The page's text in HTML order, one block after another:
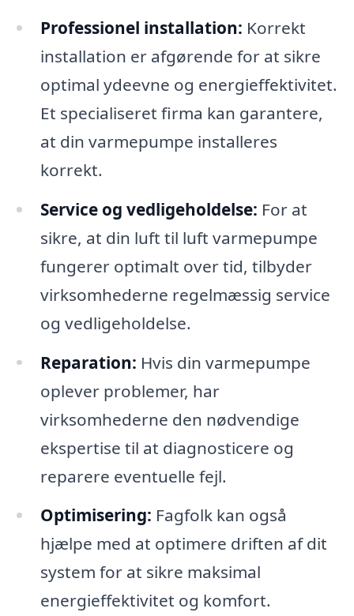
Professionel installation: Korrekt
installation er afgørende for at sikre
optimal ydeevne og energieffektivitet.
Et specialiseret firma kan garantere,
at din varmepumpe installeres
korrekt.
Service og vedligeholdelse: For at
sikre, at din luft til luft varmepumpe
fungerer optimalt over tid, tilbyder
virksomhederne regelmæssig service
og vedligeholdelse.
Reparation: Hvis din varmepumpe
oplever problemer, har
virksomhederne den nødvendige
ekspertise til at diagnosticere og
reparere eventuelle fejl.
Optimisering: Fagfolk kan også
hjælpe med at optimere driften af dit
system for at sikre maksimal
energieffektivitet og komfort.